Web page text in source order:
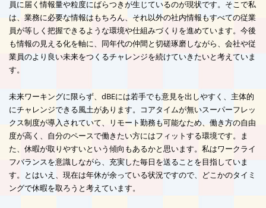
員に届く情報量や粒度にばらつきが生じているのが現状です。そこで私
は、業務に必要な情報はもちろん、それ以外の社内情報もすべての従業
員が等しく把握できるような環境や仕組みづくりを進めています。今後
も情報の見える化を軸に、同年代の仲間と切磋琢磨しながら、会社や従
業員のより良い未来をつくるチャレンジを続けていきたいと考えていま
す。
未来ワーキングに限らず、dBEには若手でも意見を出しやすく、主体的
にチャレンジできる風土があります。コアタイムが無いスーパーフレッ
クス制度が導入されていて、リモート勤務も可能なため、働き方の自由
度が高く、自分のペースで働きたい方にはフィットする環境です。ま
た、休暇が取りやすいという傾向もあるかと思います。私はワークライ
フバランスを意識しながら、充実した毎日を送ることを目指していま
す。とはいえ、現在は年休が余っている状況ですので、どこかのタイミ
ングで休暇を取ろうと考えています。